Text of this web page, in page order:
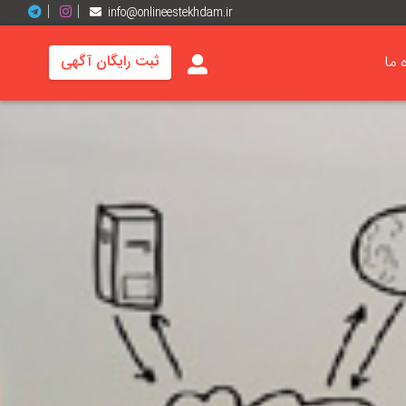
info@onlineestekhdam.ir
ما ثبت رایگان آگهی